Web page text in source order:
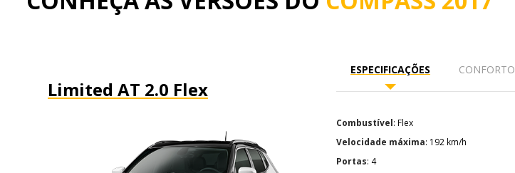
Limited AT 2.0 Flex
ESPECIFICAÇÕES CONFORTO
Combustível : Flex
Velocidade máxima : 192 km/h
Portas : 4